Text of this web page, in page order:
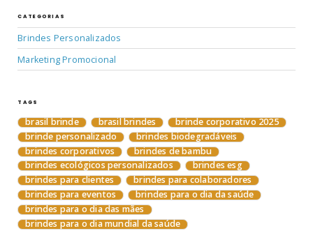
CATEGORIAS
Brindes Personalizados
Marketing Promocional
TAGS
brasil brinde brasil brindes
brinde corporativo 2025
brinde personalizado
brindes biodegradáveis
brindes corporativos
brindes de bambu
brindes ecológicos personalizados
brindes esg
brindes para clientes
brindes para colaboradores
brindes para eventos
brindes para o dia da saúde
brindes para o dia das mães
brindes para o dia mundial da saúde